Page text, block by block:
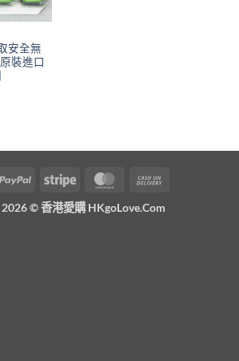
安全無
裝進口
PayPal Stripe MasterCard
2026 ©香港愛購 HKgoLove.Com